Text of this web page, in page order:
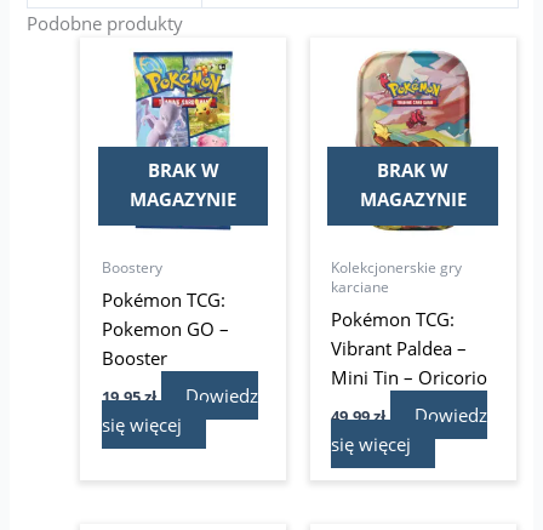
Podobne produkty
BRAK W
MAGAZYNIE
Boostery
Pokémon TCG:
Pokemon GO –
Booster
19,95zł
Dowiedz
się więcej
BRAK W
MAGAZYNIE
Kolekcjonerskie gry
karciane
Pokémon TCG:
Vibrant Paldea –
Mini Tin – Oricorio
49,99zł
Dowiedz
się więcej